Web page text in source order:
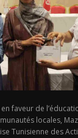
faveur de
locales,
Tunisienne des